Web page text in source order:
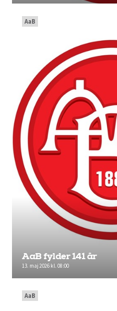
AaB fylder 141 år
13. maj 2026 kl. 08:00
AaB
AaB